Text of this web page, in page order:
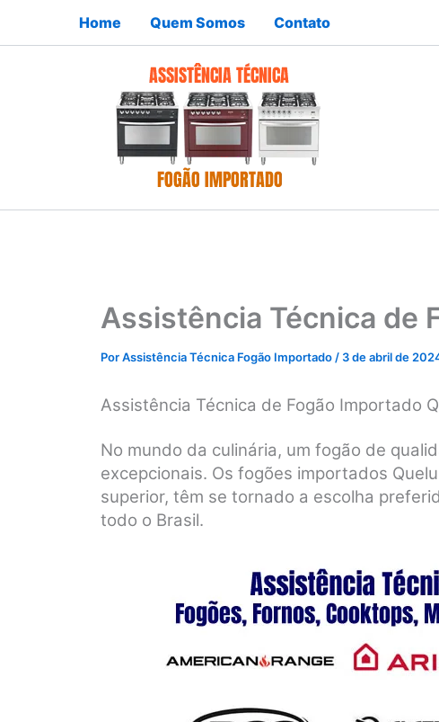
Home Quem Somos Contato
Assistência Técnica de
PorAssistência Técnica Fogão Importado / 3 de abril de
Assistência Técnica de Fogão Importado
No mundo da culinária, um fogão de
excepcionais. Os fogões importados
superior, têm se tornado a escolha
todo o Brasil.